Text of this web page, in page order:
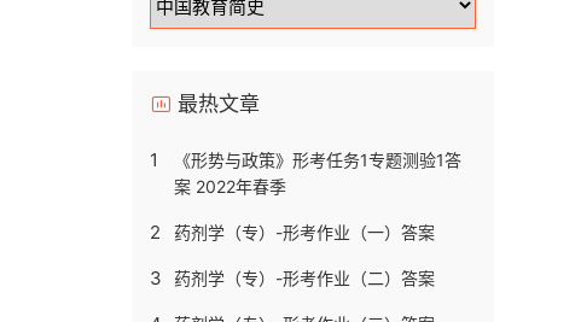
最热文章
1
《形势与政策》形考任务1专题测验1答
案 2022年春季
2 药剂学（专）-形考作业（一）答案
3 药剂学（专）-形考作业（二）答案